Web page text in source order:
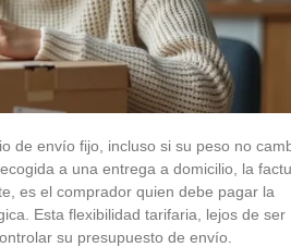
de envío fijo, incluso si su peso no
a una entrega a domicilio, la
es el comprador quien debe pagar la
Esta flexibilidad tarifaria, lejos de ser
su presupuesto de envío.